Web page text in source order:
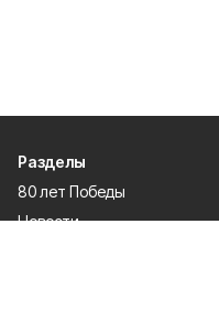
Разделы
80 лет Победы
Новости